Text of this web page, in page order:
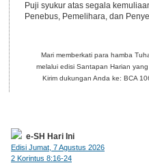
Puji syukur atas segala
Penebus, Pemelihara, dan
Mari memberkati para hamba
melalui edisi Santapan Harian
Kirim dukungan Anda ke: BCA
e-SH Hari Ini
Edisi Jumat, 7 Agustus 2026
2 Korintus 8:16-24